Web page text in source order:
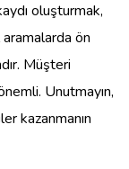
oluşturmak,
ön
Müşteri
Unutmayın,
kazanmanın